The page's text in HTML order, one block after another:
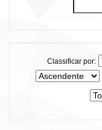
Classificar por: